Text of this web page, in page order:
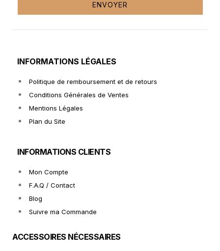
ENVOYER
INFORMATIONS LÉGALES
Politique de remboursement et de retours
Conditions Générales de Ventes
Mentions Légales
Plan du Site
INFORMATIONS CLIENTS
Mon Compte
F.A.Q / Contact
Blog
Suivre ma Commande
ACCESSOIRES NÉCESSAIRES